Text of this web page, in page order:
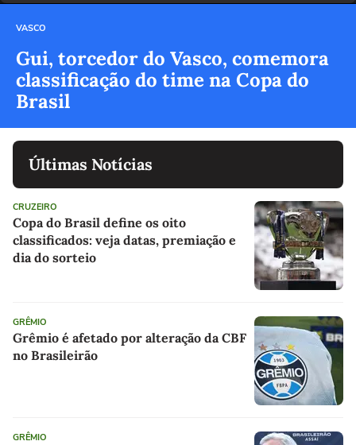
VASCO
Gui, torcedor do Vasco, comemora
classificação do time na Copa do
Brasil
Últimas Notícias
CRUZEIRO
Copa do Brasil define os oito
classificados: veja datas, premiação e
dia do sorteio
GRÊMIO
Grêmio é afetado por alteração da CBF
no Brasileirão
GRÊMIO